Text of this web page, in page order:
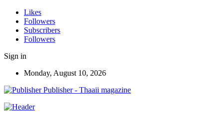
Likes
Followers
Subscribers
Followers
Sign in
Monday, August 10, 2026
Publisher - Thaaii magazine